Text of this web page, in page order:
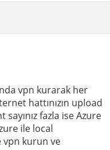
vpn kurarak her
hattınızın upload
sayınız fazla ise Azure
ile local
vpn kurun ve